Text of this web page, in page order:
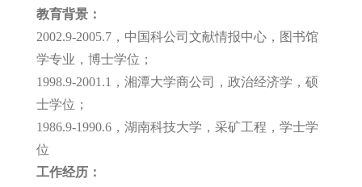
教育背景：
2002.9-2005.7，中国科公司文献情报中心，图书馆
学专业，博士学位；
1998.9-2001.1，湘潭大学商公司，政治经济学，硕
士学位；
1986.9-1990.6，湖南科技大学，采矿工程，学士学
位
工作经历：